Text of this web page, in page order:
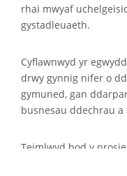
rhai mwyaf
gystadleuaeth.
Cyflawnwyd yr
drwy gynnig nifer o
gymuned, gan
busnesau ddechrau a
Teimlwyd bod y